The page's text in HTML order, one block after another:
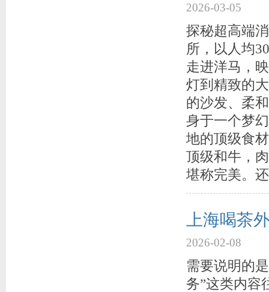
2026-03-05
探秘超高端
所，以人均
走进洋马，
灯到精致的
的沙发、柔
身于一个梦
地的顶级食
顶级和牛，
堪称完美。
上海喝茶
2026-02-08
需要说明的
务”这类内容